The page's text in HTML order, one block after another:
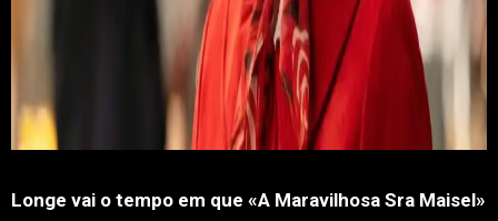
Longe vai o tempo em que «A Maravilhosa Sra Maisel»